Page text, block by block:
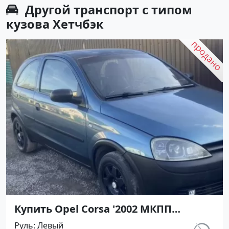
Другой транспорт с типом
кузова Хетчбэк
Купить Opel Corsa '2002 МКПП
(1200/75 л.с.) Бензин инжектор
Руль Левый